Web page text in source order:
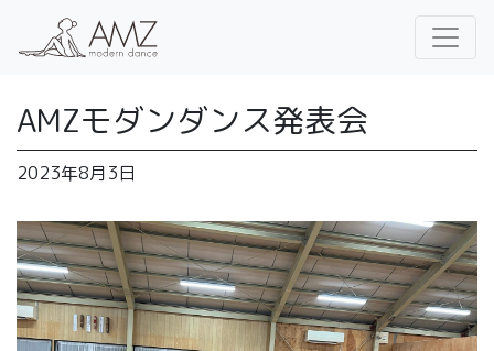
AMZモダンダンス発表会
2023年8月3日